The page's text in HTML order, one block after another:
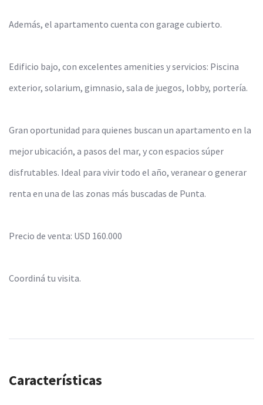
Además, el apartamento cuenta con garage cubierto.
Edificio bajo, con excelentes amenities y servicios: Piscina
exterior, solarium, gimnasio, sala de juegos, lobby, portería.
Gran oportunidad para quienes buscan un apartamento en la
mejor ubicación, a pasos del mar, y con espacios súper
disfrutables. Ideal para vivir todo el año, veranear o generar
renta en una de las zonas más buscadas de Punta.
Precio de venta: USD 160.000
Coordiná tu visita.
Características